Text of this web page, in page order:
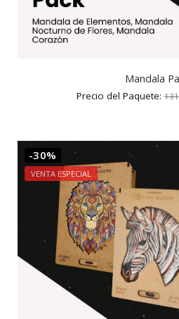
Mandala
Precio del Paquete:
-30%
VENTA ESPECIAL